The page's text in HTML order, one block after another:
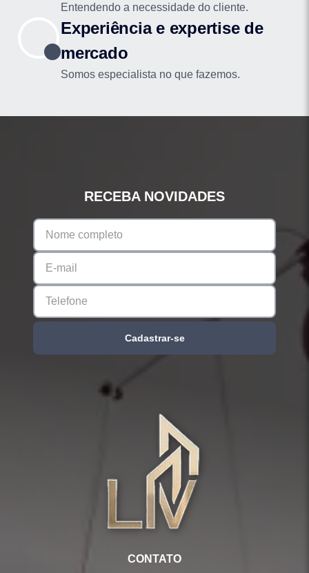
Entendendo a necessidade do cliente.
Experiência e expertise de
mercado
Somos especialista no que fazemos.
RECEBA NOVIDADES
Cadastrar-se
CONTATO